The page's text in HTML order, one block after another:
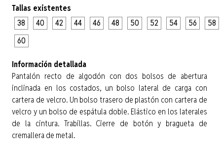
Tallas existentes
38
40 42 44 46 48 50 52 54 56
58
60
Información detallada
Pantalón recto de algodón con dos bolsos de abertura
inclinada en los costados, un bolso lateral de carga con
cartera de velcro. Un bolso trasero de plastón con cartera de
velcro y un bolso de espátula doble. Elástico en los laterales
de la cintura. Trabillas. Cierre de botón y bragueta de
cremallera de metal.